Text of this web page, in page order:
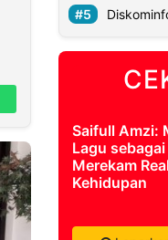
Saifull Amzi:
Lagu
Merekam
Kehidupan